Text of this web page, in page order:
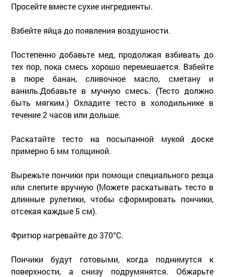
Просейте вместе сухие ингредиенты.
Взбейте яйца до появления воздушности.
Постепенно добавьте мед, продолжая взбивать до
тех пор, пока смесь хорошо перемешается. Взбейте
в пюре банан, сливочное масло, сметану и
ваниль.Добавьте в мучную смесь. (Тесто должно
быть мягким.) Охладите тесто в холодильнике в
течение 2 часов или дольше.
Раскатайте тесто на посыпанной мукой доске
примерно 6 мм толщиной.
Вырежьте пончики при помощи специального резца
или слепите вручную (Можете раскатывать тесто в
длинные рулетики, чтобы сформировать пончики,
отсекая каждые 5 см).
Фритюр нагревайте до 370°С.
Пончики будут готовыми, когда поднимутся к
поверхности, а снизу подрумянятся. Обжарьте